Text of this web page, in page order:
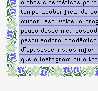
nichos cibernéticos
tempo acabei ficando
mudar isso, voltei a
pouco desse meu
pesquisadora
dispusessem suas
que o instagram ou o